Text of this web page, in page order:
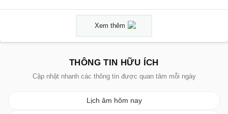
Xem thêm
THÔNG TIN HỮU ÍCH
Cập nhật nhanh các thông tin được quan tâm mỗi ngày
Lịch âm hôm nay